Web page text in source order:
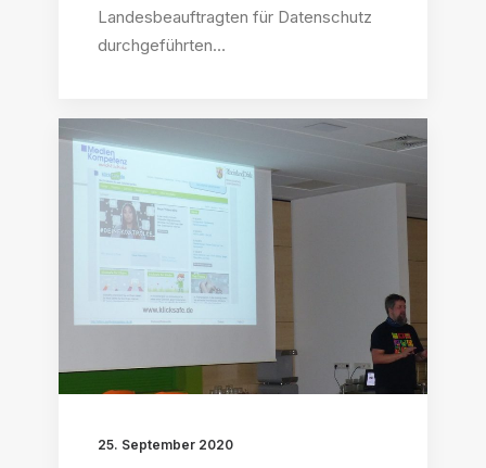
Landesbeauftragten für Datenschutz
durchgeführten…
25. September 2020